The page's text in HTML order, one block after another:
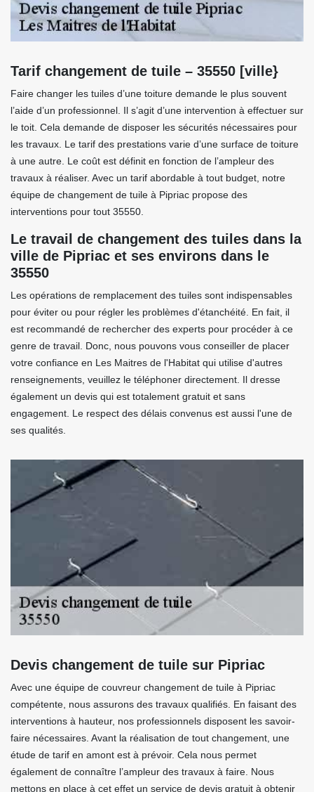
Tarif changement de tuile – 35550 [ville}
Faire changer les tuiles d’une toiture demande le plus souvent
l’aide d’un professionnel. Il s’agit d’une intervention à effectuer sur
le toit. Cela demande de disposer les sécurités nécessaires pour
les travaux. Le tarif des prestations varie d’une surface de toiture
à une autre. Le coût est définit en fonction de l’ampleur des
travaux à réaliser. Avec un tarif abordable à tout budget, notre
équipe de changement de tuile à Pipriac propose des
interventions pour tout 35550.
Le travail de changement des tuiles dans la
ville de Pipriac et ses environs dans le
35550
Les opérations de remplacement des tuiles sont indispensables
pour éviter ou pour régler les problèmes d'étanchéité. En fait, il
est recommandé de rechercher des experts pour procéder à ce
genre de travail. Donc, nous pouvons vous conseiller de placer
votre confiance en Les Maitres de l'Habitat qui utilise d'autres
renseignements, veuillez le téléphoner directement. Il dresse
également un devis qui est totalement gratuit et sans
engagement. Le respect des délais convenus est aussi l'une de
ses qualités.
Devis changement de tuile sur Pipriac
Avec une équipe de couvreur changement de tuile à Pipriac
compétente, nous assurons des travaux qualifiés. En faisant des
interventions à hauteur, nos professionnels disposent les savoir-
faire nécessaires. Avant la réalisation de tout changement, une
étude de tarif en amont est à prévoir. Cela nous permet
également de connaître l’ampleur des travaux à faire. Nous
mettons en place à cet effet un service de devis gratuit à obtenir